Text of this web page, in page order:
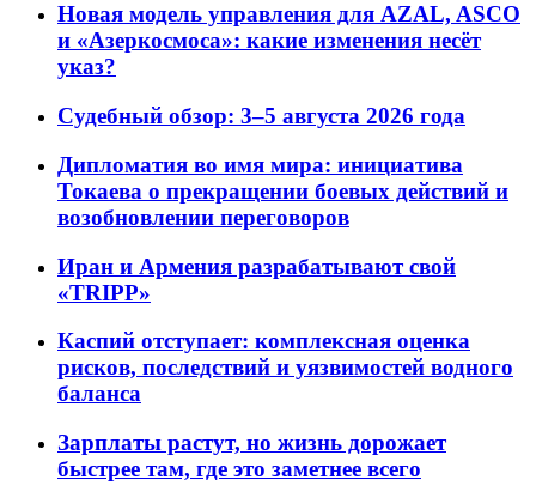
Новая модель управления для AZAL, ASCO
и «Азеркосмоса»: какие изменения несёт
указ?
Судебный обзор: 3–5 августа 2026 года
Дипломатия во имя мира: инициатива
Токаева о прекращении боевых действий и
возобновлении переговоров
Иран и Армения разрабатывают свой
«TRIPP»
Каспий отступает: комплексная оценка
рисков, последствий и уязвимостей водного
баланса
Зарплаты растут, но жизнь дорожает
быстрее там, где это заметнее всего